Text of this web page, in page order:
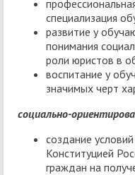
специализация
развитие у
понимания
роли юристов в
воспитание у
значимых черт
социально-
создание
Конституцией
граждан на